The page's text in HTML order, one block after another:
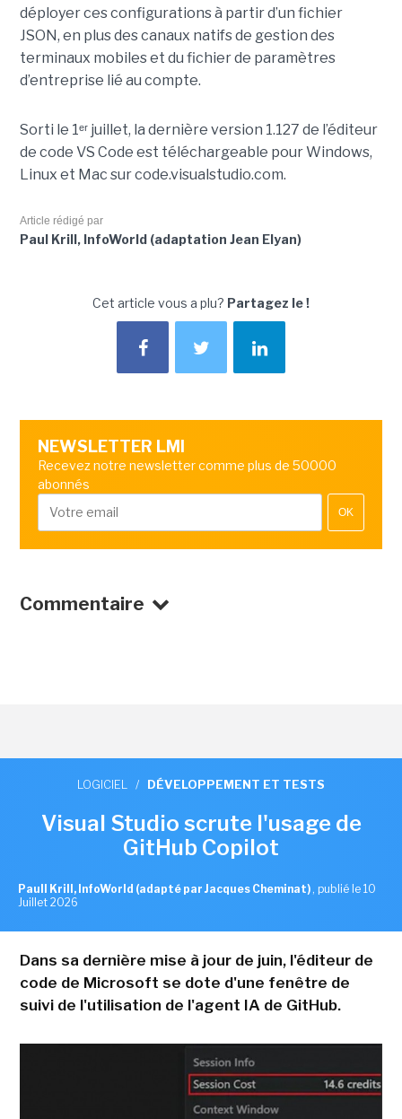
déployer ces configurations à partir d’un fichier
JSON, en plus des canaux natifs de gestion des
terminaux mobiles et du fichier de paramètres
d’entreprise lié au compte.
Sorti le 1ᵉʳ juillet, la dernière version 1.127 de l’éditeur
de code VS Code est téléchargeable pour Windows,
Linux et Mac sur code.visualstudio.com.
Article rédigé par
Paul Krill, InfoWorld (adaptation Jean Elyan)
Cet article vous a plu? Partagez le !
NEWSLETTER LMI
Recevez notre newsletter comme plus de 50000
abonnés
OK
Commentaire
LOGICIEL / DÉVELOPPEMENT ET TESTS
Visual Studio scrute l'usage de
GitHub Copilot
Paull Krill, InfoWorld (adapté par Jacques Cheminat) , publié le 10
Juillet 2026
Dans sa dernière mise à jour de juin, l'éditeur de
code de Microsoft se dote d'une fenêtre de
suivi de l'utilisation de l'agent IA de GitHub.